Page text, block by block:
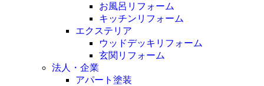
お風呂リフォーム
キッチンリフォーム
エクステリア
ウッドデッキリフォーム
玄関リフォーム
法人・企業
アパート塗装